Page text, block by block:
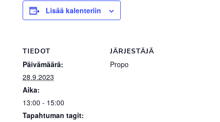
Lisää kalenteriin
TIEDOT
Päivämäärä:
28.9.2023
Aika:
13:00 - 15:00
Tapahtuman tagit:
JÄRJESTÄJÄ
Propo